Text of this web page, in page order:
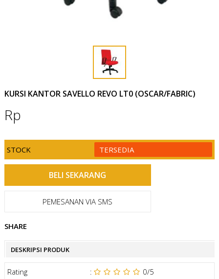
KURSI KANTOR SAVELLO REVO LT0 (OSCAR/FABRIC)
Rp
STOCK TERSEDIA
PEMESANAN VIA SMS
SHARE
DESKRIPSI PRODUK
Rating : 0/5